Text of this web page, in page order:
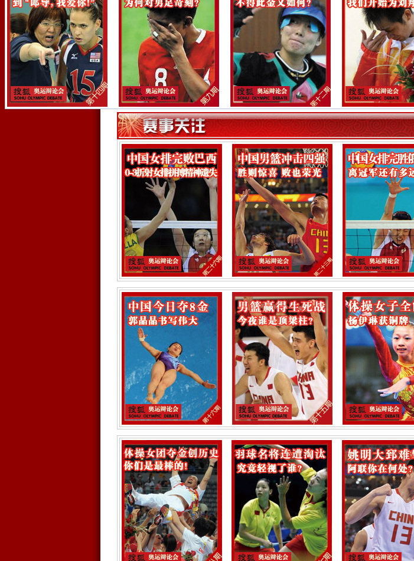
第十
第十
第十
第十
第十
第九
第八
第七
第六
第五
第四
第三
第二
第一